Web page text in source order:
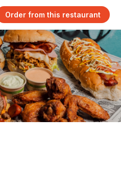
Order from this restaurant